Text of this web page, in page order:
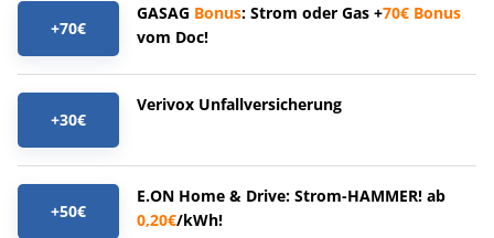
+70€
GASAG Bonus: Strom oder Gas +70€ Bonus
vom Doc!
+30€
Verivox Unfallversicherung
+50€
E.ON Home & Drive: Strom-HAMMER! ab
0,20€/kWh!